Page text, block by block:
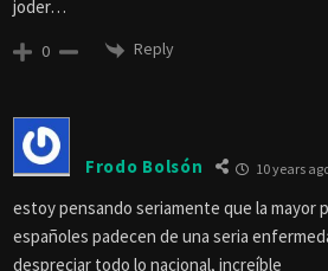
joder…
0 Reply
Frodo Bolsón 10 years
estoy pensando seriamente que la mayor
españoles padecen de una seria
despreciar todo lo nacional, increíble